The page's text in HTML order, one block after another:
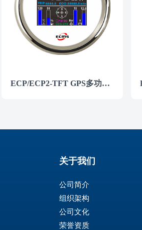
ECP/ECP2-TFT GPS多功能仪表
关于我们
公司简介
组织架构
公司文化
荣誉资质